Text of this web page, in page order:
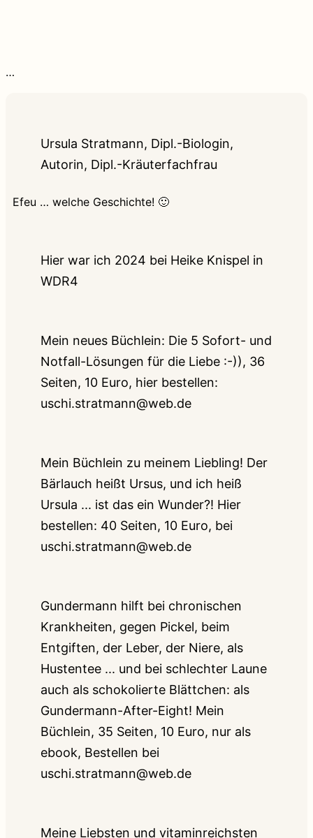
…
Ursula Stratmann, Dipl.-Biologin,
Autorin, Dipl.-Kräuterfachfrau
Efeu … welche Geschichte! 🙂
Hier war ich 2024 bei Heike Knispel in
WDR4
Mein neues Büchlein: Die 5 Sofort- und
Notfall-Lösungen für die Liebe :-)), 36
Seiten, 10 Euro, hier bestellen:
uschi.stratmann@web.de
Mein Büchlein zu meinem Liebling! Der
Bärlauch heißt Ursus, und ich heiß
Ursula ... ist das ein Wunder?! Hier
bestellen: 40 Seiten, 10 Euro, bei
uschi.stratmann@web.de
Gundermann hilft bei chronischen
Krankheiten, gegen Pickel, beim
Entgiften, der Leber, der Niere, als
Hustentee ... und bei schlechter Laune
auch als schokolierte Blättchen: als
Gundermann-After-Eight! Mein
Büchlein, 35 Seiten, 10 Euro, nur als
ebook, Bestellen bei
uschi.stratmann@web.de
Meine Liebsten und vitaminreichsten